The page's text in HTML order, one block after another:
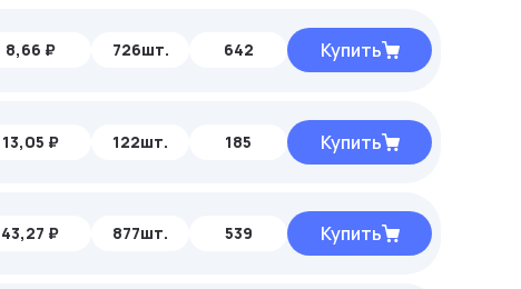
8,66 ₽ 726шт. 642 Купить
13,05 ₽ 122шт. 185 Купить
43,27 ₽ 877шт. 539 Купить